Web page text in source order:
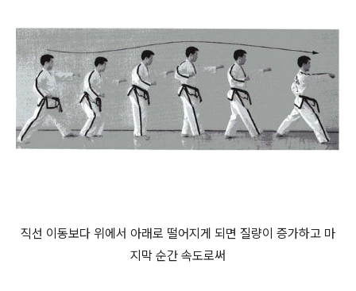
직선 이동보다 위에서 아래로 떨어지게 되면 질량이 증가하고 마
지막 순간 속도로써